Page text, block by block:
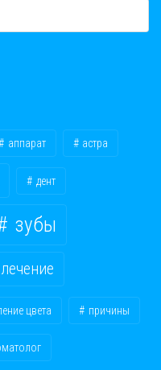
аппарат астра
дент
зубы
лечение
цвета причины